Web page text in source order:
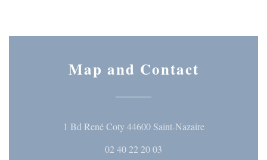
Map and Contact
1 Bd René Coty 44600 Saint-Nazaire((opens in a
02 40 22 20 03